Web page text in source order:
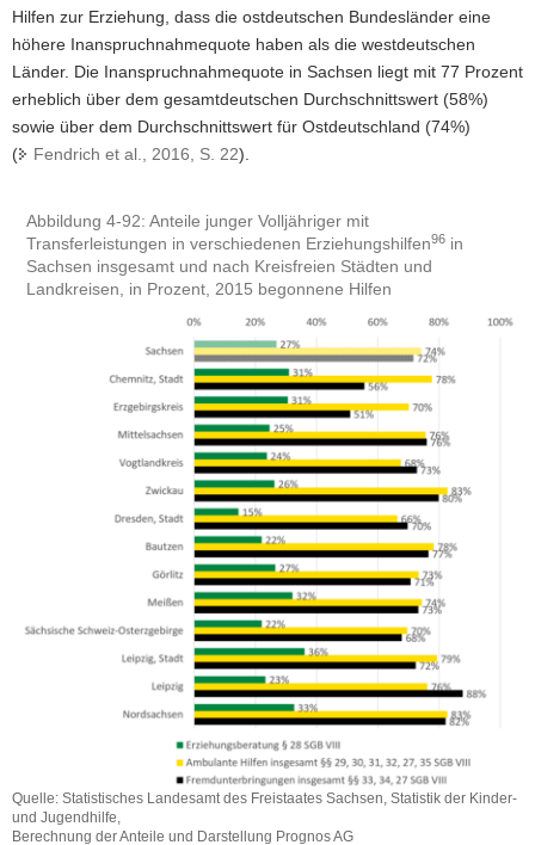
Hilfen zur Erziehung, dass die ostdeutschen Bundesländer eine
höhere Inanspruchnahmequote haben als die westdeutschen
Länder. Die Inanspruchnahme­quote in Sachsen liegt mit 77 Prozent
erheblich über dem gesamtdeutschen Durchschnittswert (58%)
sowie über dem Durchschnittswert für Ostdeutschland (74%)
(
Fendrich et al., 2016, S. 22).
Abbildung 4-92: Anteile junger Volljähriger mit
Transferleistungen in verschiedenen Erziehungshilfen96 in
Sachsen insgesamt und nach Kreisfreien Städten und
Landkreisen, in Prozent, 2015 begonnene Hilfen
Quelle: Statistisches Landesamt des Freistaates Sachsen, Statistik der Kinder-
und Jugendhilfe,
Berechnung der Anteile und Darstellung Prognos AG